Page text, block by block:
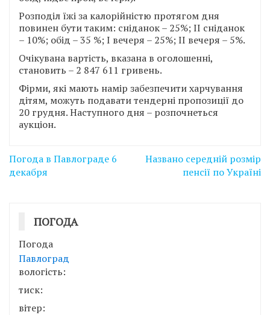
Розподіл їжі за калорійністю протягом дня
повинен бути таким: сніданок – 25%; ІІ сніданок
– 10%; обід – 35 %; І вечеря – 25%; ІІ вечеря – 5%.
Очікувана вартість, вказана в оголошенні,
становить – 2 847 611 гривень.
Фірми, які мають намір забезпечити харчування
дітям, можуть подавати тендерні пропозиції до
20 грудня. Наступного дня – розпочнеться
аукціон.
Навігація
записів
Погода в Павлограде 6
декабря
Названо середній розмір
пенсії по Україні
ПОГОДА
Погода
Павлоград
вологість:
тиск:
вітер: